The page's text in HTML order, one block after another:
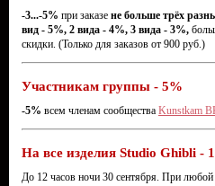
-3...-5% при заказе не больше трёх
вид - 5%, 2 вида - 4%, 3 вида - 3%,
скидки. (Только для заказов от 900 руб.)
Участникам группы - 5%
-5% всем членам сообщества Kunstkam
На все изделия Studio Ghibli -
До 12 часов ночи 30 сентября. При любой